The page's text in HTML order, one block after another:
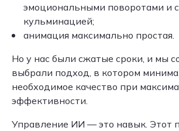
эмоциональными поворотами и
кульминацией;
анимация максимально простая.
Но у нас были сжатые сроки, и мы
выбрали подход, в котором
необходимое качество при
эффективности.
Управление ИИ — это навык. Этот